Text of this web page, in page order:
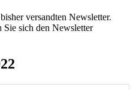
versandten Newsletter.
sich den Newsletter